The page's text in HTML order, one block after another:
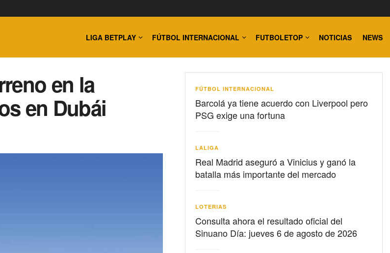
LIGA BETPLAY FÚTBOL INTERNACIONAL FUTBOLETOP NOTICIAS NEWS
en la
en Dubái
FÚTBOL INTERNACIONAL
Barcolá ya tiene acuerdo con Liverpool pero
PSG exige una fortuna
LALIGA
Real Madrid aseguró a Vinicius y ganó la
batalla más importante del mercado
LOTERIAS
Consulta ahora el resultado oficial del
Sinuano Día: jueves 6 de agosto de 2026